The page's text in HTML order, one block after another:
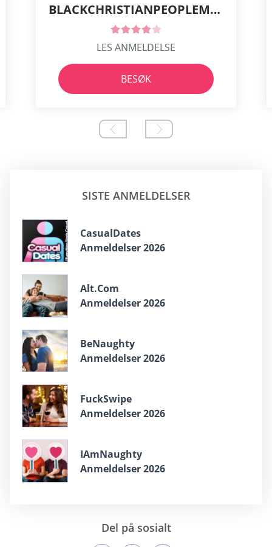
BLACKCHRISTIANPEOPLEMEET
LES ANMELDELSE
BESØK
SISTE ANMELDELSER
CasualDates
Anmeldelser 2026
Alt.Com
Anmeldelser 2026
BeNaughty
Anmeldelser 2026
FuckSwipe
Anmeldelser 2026
IAmNaughty
Anmeldelser 2026
Del på sosialt